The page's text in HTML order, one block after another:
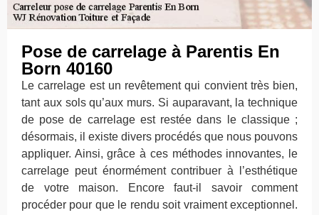
Pose de carrelage à Parentis En
Born 40160
Le carrelage est un revêtement qui convient très bien,
tant aux sols qu’aux murs. Si auparavant, la technique
de pose de carrelage est restée dans le classique ;
désormais, il existe divers procédés que nous pouvons
appliquer. Ainsi, grâce à ces méthodes innovantes, le
carrelage peut énormément contribuer à l’esthétique
de votre maison. Encore faut-il savoir comment
procéder pour que le rendu soit vraiment exceptionnel.